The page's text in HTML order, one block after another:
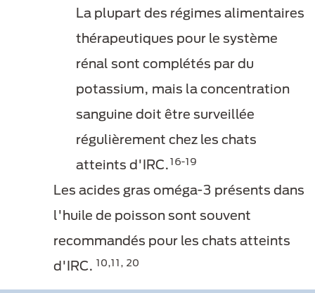
La plupart des régimes alimentaires
thérapeutiques pour le système
rénal sont complétés par du
potassium, mais la concentration
sanguine doit être surveillée
régulièrement chez les chats
atteints d'IRC.16-19
Les acides gras oméga-3 présents dans
l'huile de poisson sont souvent
recommandés pour les chats atteints
d'IRC. 10,11, 20